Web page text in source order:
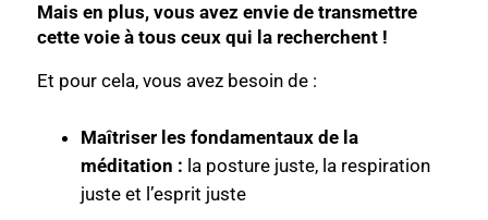
Mais en plus, vous avez envie de transmettre
cette voie à tous ceux qui la recherchent !
Et pour cela, vous avez besoin de :
Maîtriser les fondamentaux de la
méditation : la posture juste, la respiration
juste et l’esprit juste